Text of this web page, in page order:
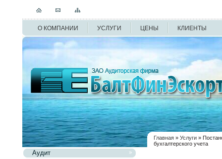
О КОМПАНИИ УСЛУГИ ЦЕНЫ КЛИЕНТЫ
Главная » Услуги »
бухгалтерского учета
Аудит